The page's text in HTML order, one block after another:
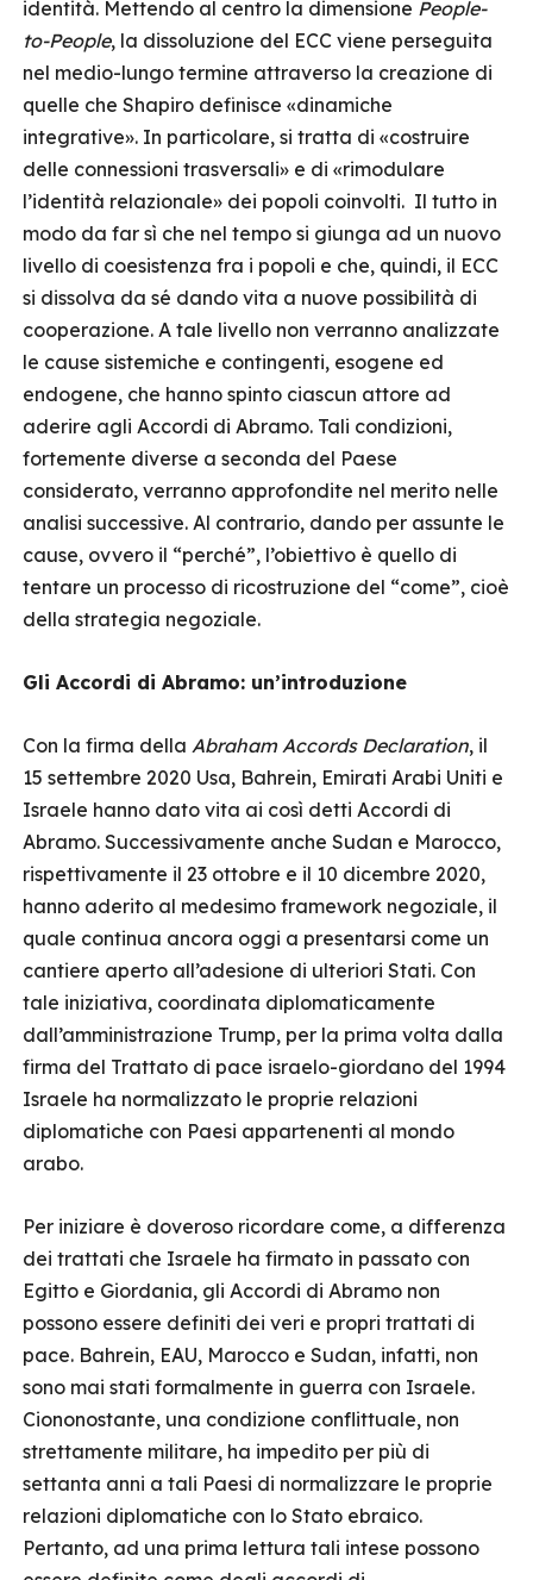
identità. Mettendo al centro la dimensione People-
to-People, la dissoluzione del ECC viene perseguita
nel medio-lungo termine attraverso la creazione di
quelle che Shapiro definisce «dinamiche
integrative». In particolare, si tratta di «costruire
delle connessioni trasversali» e di «rimodulare
l’identità relazionale» dei popoli coinvolti. Il tutto in
modo da far sì che nel tempo si giunga ad un nuovo
livello di coesistenza fra i popoli e che, quindi, il ECC
si dissolva da sé dando vita a nuove possibilità di
cooperazione. A tale livello non verranno analizzate
le cause sistemiche e contingenti, esogene ed
endogene, che hanno spinto ciascun attore ad
aderire agli Accordi di Abramo. Tali condizioni,
fortemente diverse a seconda del Paese
considerato, verranno approfondite nel merito nelle
analisi successive. Al contrario, dando per assunte le
cause, ovvero il “perché”, l’obiettivo è quello di
tentare un processo di ricostruzione del “come”, cioè
della strategia negoziale.
Gli Accordi di Abramo: un’introduzione
Con la firma della Abraham Accords Declaration, il
15 settembre 2020 Usa, Bahrein, Emirati Arabi Uniti e
Israele hanno dato vita ai così detti Accordi di
Abramo. Successivamente anche Sudan e Marocco,
rispettivamente il 23 ottobre e il 10 dicembre 2020,
hanno aderito al medesimo framework negoziale, il
quale continua ancora oggi a presentarsi come un
cantiere aperto all’adesione di ulteriori Stati. Con
tale iniziativa, coordinata diplomaticamente
dall’amministrazione Trump, per la prima volta dalla
firma del Trattato di pace israelo-giordano del 1994
Israele ha normalizzato le proprie relazioni
diplomatiche con Paesi appartenenti al mondo
arabo.
Per iniziare è doveroso ricordare come, a differenza
dei trattati che Israele ha firmato in passato con
Egitto e Giordania, gli Accordi di Abramo non
possono essere definiti dei veri e propri trattati di
pace. Bahrein, EAU, Marocco e Sudan, infatti, non
sono mai stati formalmente in guerra con Israele.
Ciononostante, una condizione conflittuale, non
strettamente militare, ha impedito per più di
settanta anni a tali Paesi di normalizzare le proprie
relazioni diplomatiche con lo Stato ebraico.
Pertanto, ad una prima lettura tali intese possono